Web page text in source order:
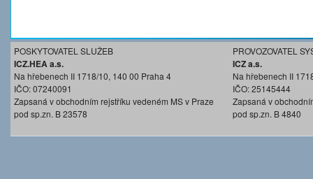
POSKYTOVATEL SLUŽEB
ICZ.HEA a.s.
Na hřebenech II 1718/10, 140 00 Praha 4
IČO: 07240091
Zapsaná v obchodním rejstříku vedeném MS v Praze
pod sp.zn. B 23578
PROVOZOVATEL
ICZ a.s.
Na hřebenech II
IČO: 25145444
Zapsaná v
pod sp.zn. B 4840